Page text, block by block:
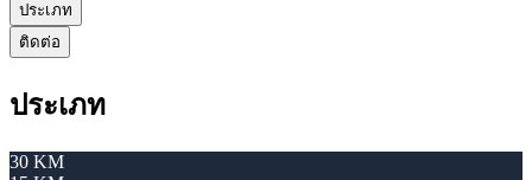
ประเภท
ติดต่อ
ประเภท
30 KM